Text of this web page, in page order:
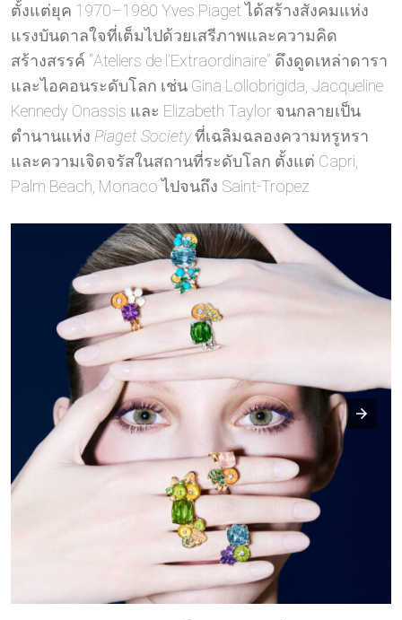
ตั้งแต่ยุค 1970–1980 Yves Piaget ได้สร้างสังคมแห่ง
แรงบันดาลใจที่เต็มไปด้วยเสรีภาพและความคิด
สร้างสรรค์ “Ateliers de l’Extraordinaire” ดึงดูดเหล่าดารา
และไอคอนระดับโลก เช่น Gina Lollobrigida, Jacqueline
Kennedy Onassis และ Elizabeth Taylor จนกลายเป็น
ตำนานแห่ง Piaget Societyที่เฉลิมฉลองความหรูหรา
และความเจิดจรัสในสถานที่ระดับโลก ตั้งแต่ Capri,
Palm Beach, Monaco ไปจนถึง Saint‑Tropez